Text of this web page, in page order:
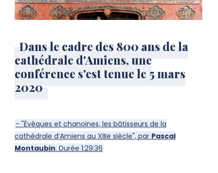
Dans le cadre des 800 ans de la
cathédrale d'Amiens, une
conférence s'est tenue le 5 mars
2020
- "Évêques et chanoines, les bâtisseurs de la
cathédrale d’Amiens au XIIIe siècle", par Pascal
Montaubin. Durée 1:29:36